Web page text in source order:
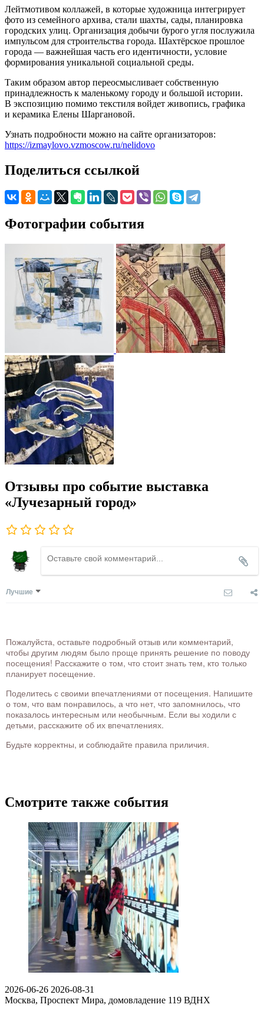
Лейтмотивом коллажей, в которые художница интегрирует
фото из семейного архива, стали шахты, сады, планировка
городских улиц. Организация добычи бурого угля послужила
импульсом для строительства города. Шахтёрское прошлое
города — важнейшая часть его идентичности, условие
формирования уникальной социальной среды.
Таким образом автор переосмысливает собственную
принадлежность к маленькому городу и большой истории.
В экспозицию помимо текстиля войдет живопись, графика
и керамика Елены Шаргановой.
Узнать подробности можно на сайте организаторов:
https://izmaylovo.vzmoscow.ru/nelidovo
Поделиться ссылкой
Фотографии события
Отзывы про событие выставка
«Лучезарный город»
Лучшие
Пожалуйста, оставьте подробный отзыв или комментарий,
чтобы другим людям было проще принять решение по поводу
посещения! Расскажите о том, что стоит знать тем, кто только
планирует посещение.
Поделитесь с своими впечатлениями от посещения. Напишите
о том, что вам понравилось, а что нет, что запомнилось, что
показалось интересным или необычным. Если вы ходили с
детьми, расскажите об их впечатлениях.
Будьте корректны, и соблюдайте правила приличия.
Смотрите также события
2026-06-26 2026-08-31
Москва, Проспект Мира, домовладение 119 ВДНХ